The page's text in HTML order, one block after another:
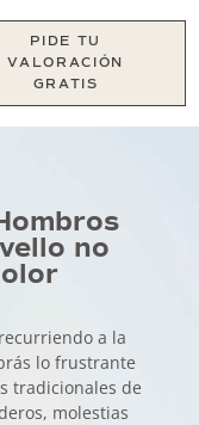
PIDE TU
VALORACIÓN
GRATIS
no
a la
lo frustrante
tradicionales de
molestias